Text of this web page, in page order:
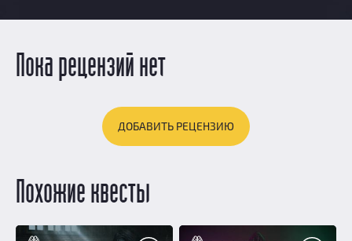
Пока рецензий нет
ДОБАВИТЬ РЕЦЕНЗИЮ
Похожие квесты